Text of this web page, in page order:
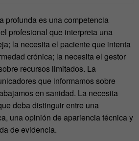
profunda es una competencia
profesional que interpreta una
la necesita el paciente que intenta
crónica; la necesita el gestor
recursos limitados. La
que informamos sobre
en sanidad. La necesita
deba distinguir entre una
una opinión de apariencia técnica y
de evidencia.